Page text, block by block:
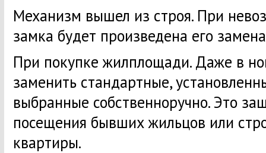
Механизм вышел из строя. При
замка будет произведена его
При покупке жилплощади. Даже в
заменить стандартные,
выбранные собственноручно. Это
посещения бывших жильцов или
квартиры.